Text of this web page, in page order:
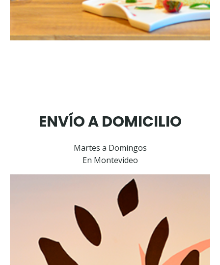
ENVÍO A DOMICILIO
Martes a Domingos
En Montevideo